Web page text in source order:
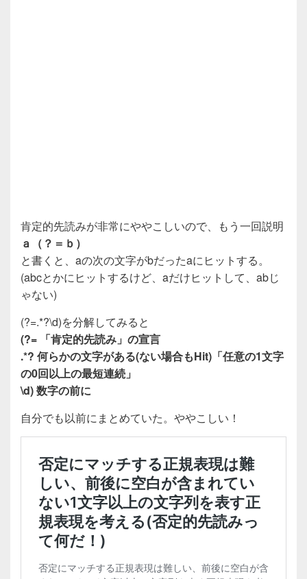
肯定的先読みが非常にややこしいので、もう一回説明
ａ（？＝ｂ）
と書くと、aの次の文字がbだったaにヒットする。
(abcとかにヒットするけど、aだけヒットして、abじ
ゃない)
(?=.*?\d)を分解してみると
(?= 「肯定的先読み」の宣言
.*? 何らかの文字がある(ない場合もHit)「任意の1文字
の0回以上の最短連続」
\d) 数字の前に
自分でも以前にまとめていた。ややこしい！